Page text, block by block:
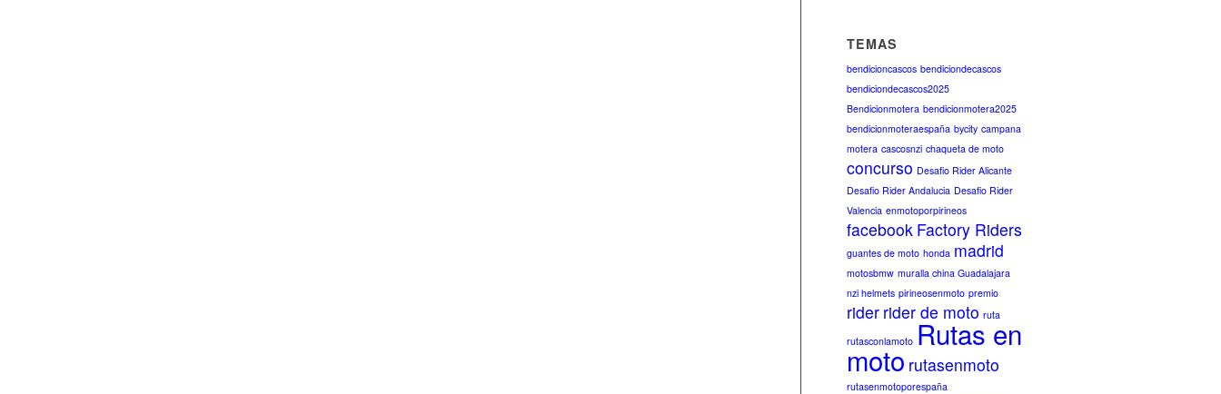
TEMAS
bendicioncascos bendiciondecascos
bendiciondecascos2025
Bendicionmotera bendicionmotera2025
bendicionmoteraespaña bycity campana
motera cascosnzi chaqueta de moto
concurso Desafio Rider Alicante
Desafio Rider Andalucia Desafio Rider
Valencia enmotoporpirineos
facebook Factory Riders
guantes de moto honda madrid
motosbmw muralla china Guadalajara
nzi helmets pirineosenmoto premio
rider rider de moto ruta
rutasconlamoto Rutas en
moto rutasenmoto
rutasenmotoporespaña